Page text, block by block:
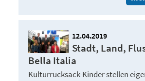
12.04.2019
Stadt, Land,
Bella Italia
Kulturrucksack-Kinder stellen